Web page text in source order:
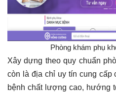
Phòng khám phụ
Xây dựng theo quy chuẩn
còn là địa chỉ uy tín cung cấp
bệnh chất lượng cao, hướng